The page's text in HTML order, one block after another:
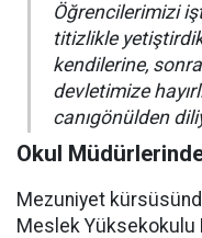
Öğrencilerimizi
titizlikle
kendilerine,
devletimize
canıgönülden
Okul
Mezuniyet
Meslek Yüksekokulu